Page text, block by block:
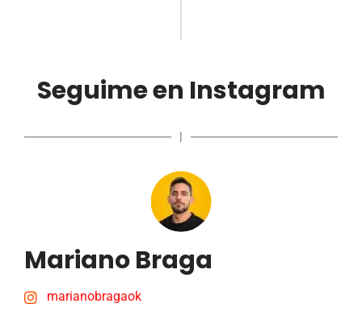
Seguime en Instagram
|
Mariano Braga
marianobragaok